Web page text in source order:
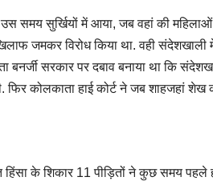
समय सुर्खियों में आया, जब वहां की
जमकर विरोध किया था. वही
सरकार पर दबाव बनाया था कि
कोलकाता हाई कोर्ट ने जब शाहजहां
के शिकार 11 पीड़ितों ने कुछ समय पहले